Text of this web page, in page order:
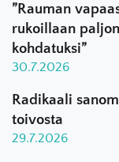
”Rauman
rukoillaan
kohdatuksi”
30.7.2026
Radikaali
toivosta
29.7.2026